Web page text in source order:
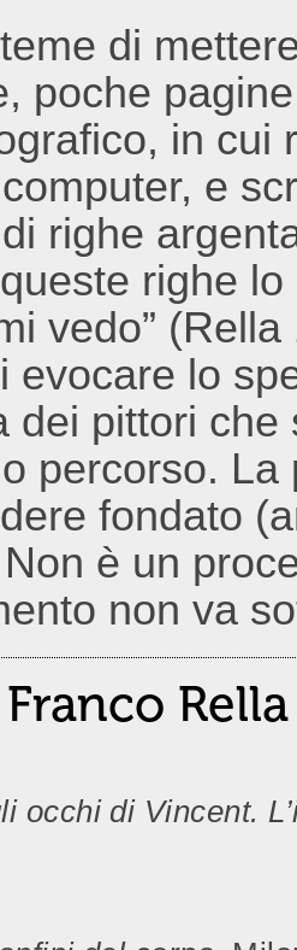
di
poche
in cui
e
righe
righe
vedo”
evocare lo
dei pittori
percorso.
fondato
è un
non va
occhi di Vincent.